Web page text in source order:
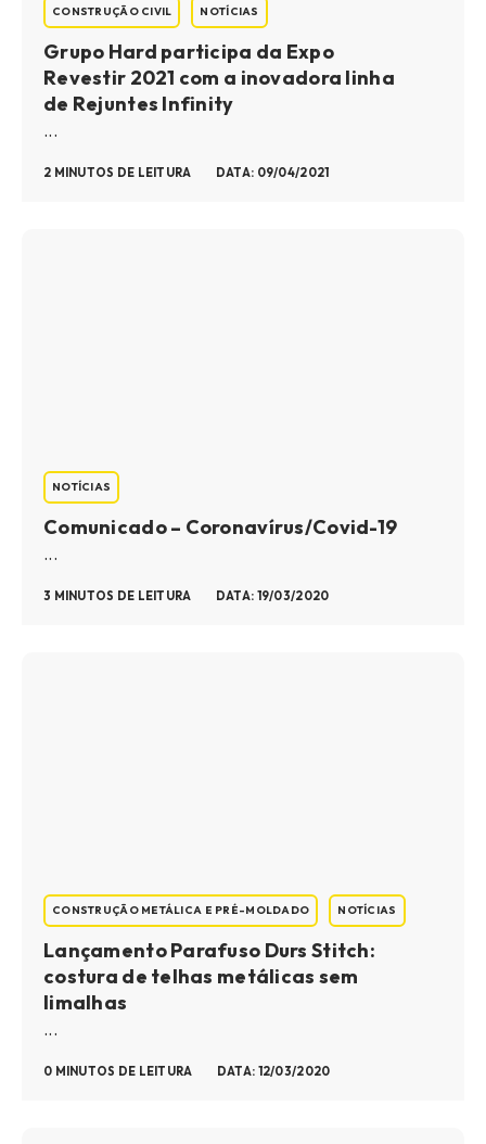
CONSTRUÇÃO CIVIL NOTÍCIAS
Grupo Hard participa da Expo
Revestir 2021 com a inovadora linha
de Rejuntes Infinity
...
2 MINUTOS DE LEITURA DATA: 09/04/2021
NOTÍCIAS
Comunicado – Coronavírus/Covid-19
...
3 MINUTOS DE LEITURA DATA: 19/03/2020
CONSTRUÇÃO METÁLICA E PRÉ-MOLDADO NOTÍCIAS
Lançamento Parafuso Durs Stitch:
costura de telhas metálicas sem
limalhas
...
0 MINUTOS DE LEITURA DATA: 12/03/2020